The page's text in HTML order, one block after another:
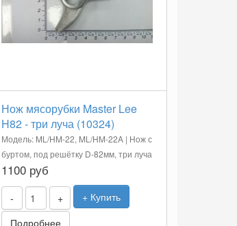
Нож мясорубки Master Lee
H82 - три луча (10324)
Модель: ML/HM-22, ML/HM-22A | Нож с
буртом, под решётку D-82мм, три луча
1100 руб
- +
+ Купить
Подробнее